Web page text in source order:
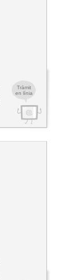
Tràmit
en línia